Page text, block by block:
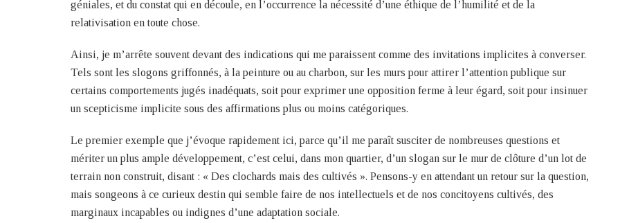
géniales, et du constat qui en découle, en l’occurrence la nécessité d’une éthique de l’humilité et de la
relativisation en toute chose.
Ainsi, je m’arrête souvent devant des indications qui me paraissent comme des invitations implicites à converser.
Tels sont les slogons griffonnés, à la peinture ou au charbon, sur les murs pour attirer l’attention publique sur
certains comportements jugés inadéquats, soit pour exprimer une opposition ferme à leur égard, soit pour insinuer
un scepticisme implicite sous des affirmations plus ou moins catégoriques.
Le premier exemple que j’évoque rapidement ici, parce qu’il me paraît susciter de nombreuses questions et
mériter un plus ample développement, c’est celui, dans mon quartier, d’un slogan sur le mur de clôture d’un lot de
terrain non construit, disant : « Des clochards mais des cultivés ». Pensons-y en attendant un retour sur la question,
mais songeons à ce curieux destin qui semble faire de nos intellectuels et de nos concitoyens cultivés, des
marginaux incapables ou indignes d’une adaptation sociale.